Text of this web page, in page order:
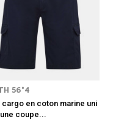
56°4
cargo en coton marine uni
coupe...